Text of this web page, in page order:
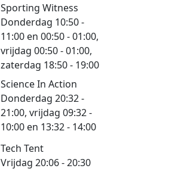
Sporting Witness
Donderdag 10:50 -
11:00 en 00:50 - 01:00,
vrijdag 00:50 - 01:00,
zaterdag 18:50 - 19:00
Science In Action
Donderdag 20:32 -
21:00, vrijdag 09:32 -
10:00 en 13:32 - 14:00
Tech Tent
Vrijdag 20:06 - 20:30